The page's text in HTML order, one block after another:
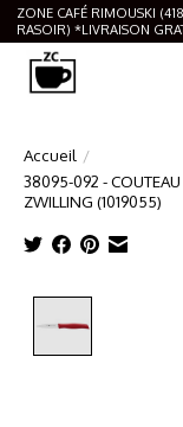
ZONE CAFÉ RIMOUSKI
RASOIR) *LIVRAISON
Accueil /
38095-092 -
ZWILLING (1019055)